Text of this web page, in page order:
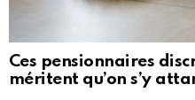
Ces pensionnaires
méritent qu’on s’y